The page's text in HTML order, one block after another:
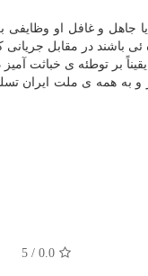
و غافل او وظایفی
ئی باشند در مقابل
بر توطئه ی خباثت آمیز
و به همه ی ملت ایران
0.0
/
5